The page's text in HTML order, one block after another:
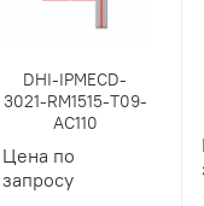
DHI-IPMECD-
3021-RM1515-T09-
AC110
Цена по
запросу